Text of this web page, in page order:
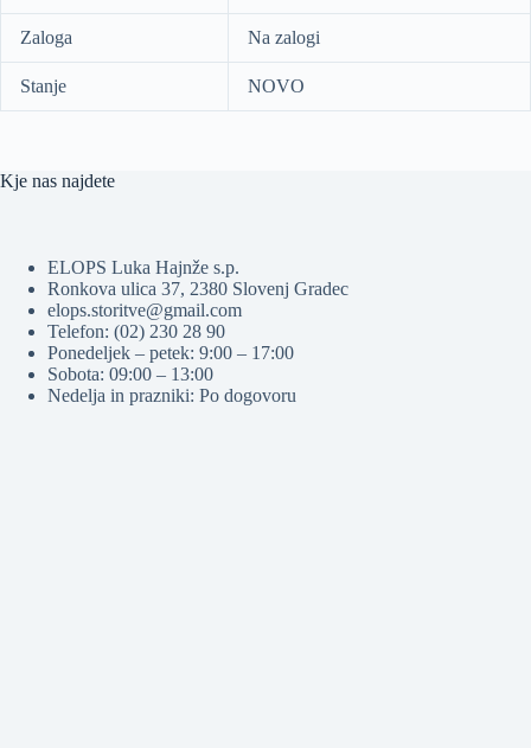
Zaloga Na zalogi
Stanje NOVO
Kje nas najdete
ELOPS Luka Hajnže s.p.
Ronkova ulica 37, 2380 Slovenj Gradec
elops.storitve@gmail.com
Telefon: (02) 230 28 90
Ponedeljek – petek: 9:00 – 17:00
Sobota: 09:00 – 13:00
Nedelja in prazniki: Po dogovoru